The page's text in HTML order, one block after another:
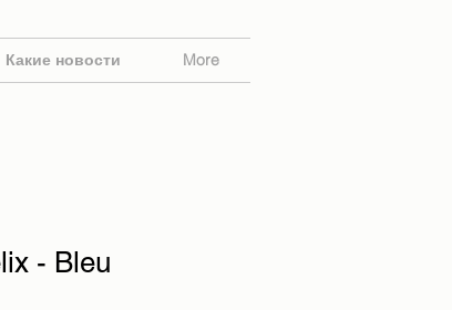
Какие новости More
- Bleu